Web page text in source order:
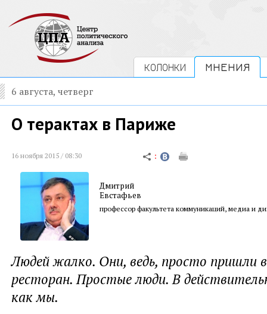
КОЛОНКИ МНЕНИЯ
6 августа, четверг
О терактах в Париже
16 ноября 2015 / 08:30
Дмитрий
Евстафьев
профессор факультета коммуникаций, медиа и
Людей жалко. Они, ведь, просто пришли
ресторан. Простые люди. В
как мы.